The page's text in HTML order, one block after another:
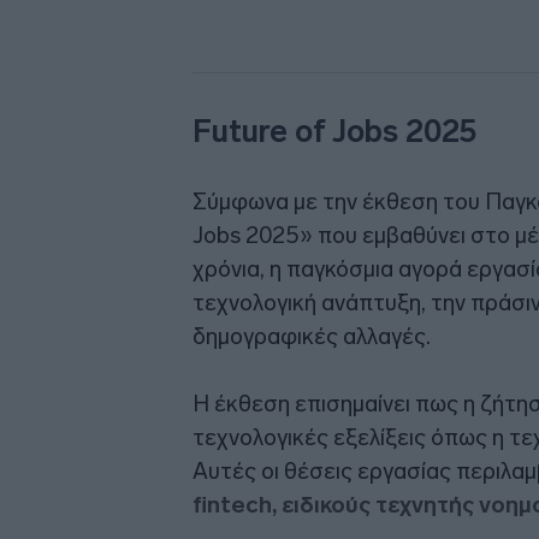
Future of Jobs 2025
Σύμφωνα με την έκθεση του
Jobs 2025» που εμβαθύνει στο
χρόνια, η παγκόσμια αγορά
τεχνολογική ανάπτυξη, την
δημογραφικές αλλαγές.
Η έκθεση επισημαίνει πως η
τεχνολογικές εξελίξεις όπως η
Αυτές οι θέσεις εργασίας
fintech, ειδικούς τεχνητής